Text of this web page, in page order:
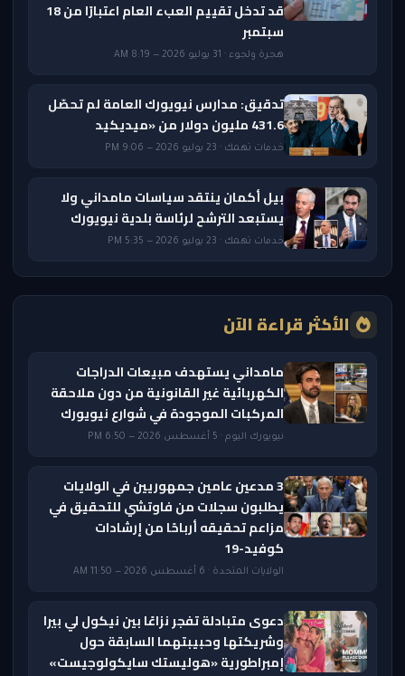
قد تدخل تقييم العبء العام اعتبارًا من 18
سبتمبر
هجرة ولجوء · 31 يوليو 2026 — 8:19 AM
تدقيق: مدارس نيويورك العامة لم تحصّل
431.6 مليون دولار من «ميديكيد
خدمات تهمك · 23 يوليو 2026 — 9:06 PM
بيل أكمان ينتقد سياسات مامداني ولا
يستبعد الترشح لرئاسة بلدية نيويورك
خدمات تهمك · 23 يوليو 2026 — 5:35 PM
الأكثر قراءة الآن
مامداني يستهدف مبيعات الدراجات
الكهربائية غير القانونية من دون ملاحقة
المركبات الموجودة في شوارع نيويورك
نيويورك اليوم · 5 أغسطس 2026 — 6:50 PM
3 مدعين عامين جمهوريين في الولايات
يطلبون سجلات من فاوتشي للتحقيق في
مزاعم تحقيقه أرباحًا من إرشادات
كوفيد-19
الولايات المتحدة · 6 أغسطس 2026 — 11:50 AM
دعوى متبادلة تفجر نزاعًا بين نيكول لي بيرا
وشريكتها وحبيبتهما السابقة حول
إمبراطورية «هوليستك سايكولوجيست»